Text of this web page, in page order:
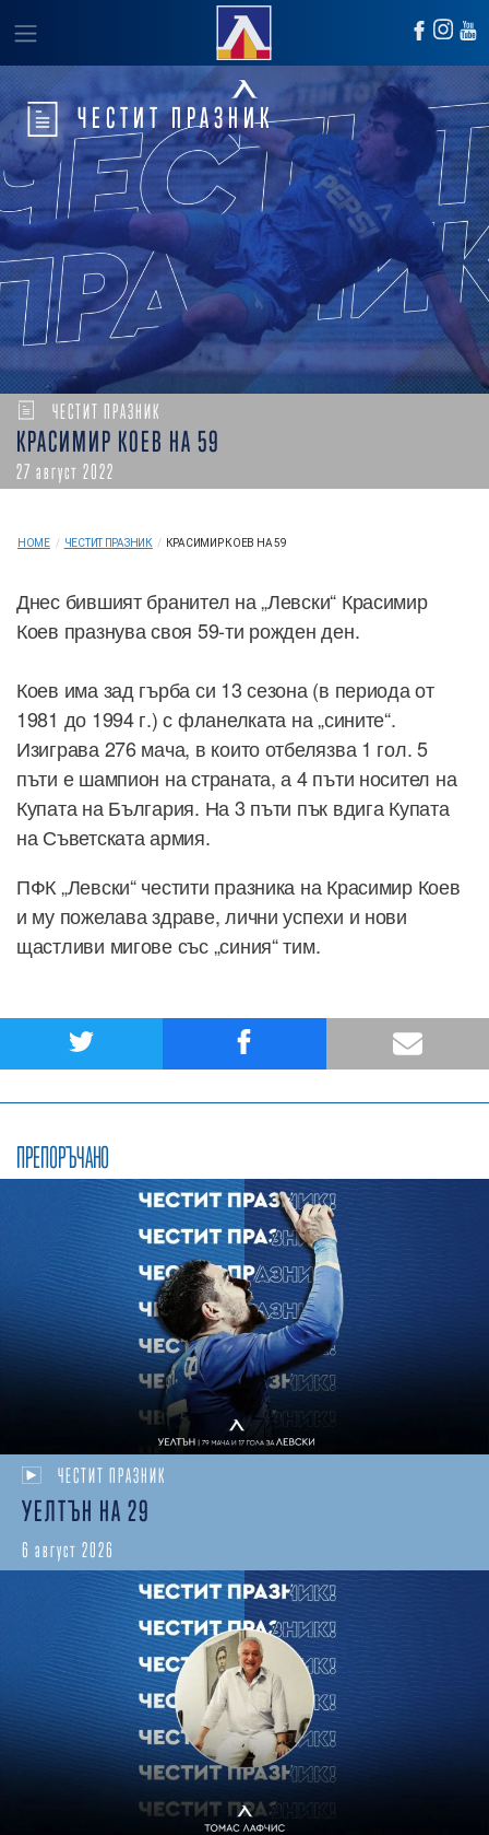
ЧЕСТИТ ПРАЗНИК
ЧЕСТИТ ПРАЗНИК
КРАСИМИР КОЕВ НА 59
27 август 2022
HOME / ЧЕСТИТ ПРАЗНИК / КРАСИМИР КОЕВ НА 59
Днес бившият бранител на „Левски“ Красимир
Коев празнува своя 59-ти рожден ден.
Коев има зад гърба си 13 сезона (в периода от
1981 до 1994 г.) с фланелката на „сините“.
Изиграва 276 мача, в които отбелязва 1 гол. 5
пъти е шампион на страната, а 4 пъти носител на
Купата на България. На 3 пъти пък вдига Купата
на Съветската армия.
ПФК „Левски“ честити празника на Красимир Коев
и му пожелава здраве, лични успехи и нови
щастливи мигове със „синия“ тим.
ПРЕПОРЪЧАНО
ЧЕСТИТ ПРАЗНИК
УЕЛТЪН НА 29
6 август 2026